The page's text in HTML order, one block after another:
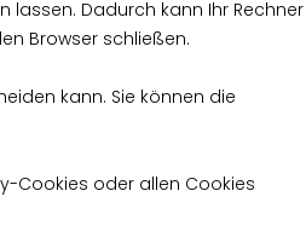
lassen. Dadurch kann Ihr Rechner
Browser schließen.
kann. Sie können die
Cookies oder allen Cookies